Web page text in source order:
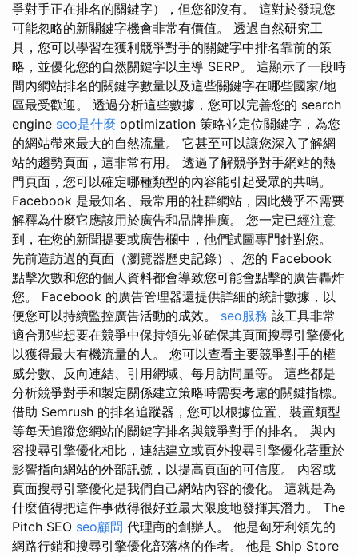
爭對手正在排名的關鍵字），但您卻沒有。 這對於發現您
可能忽略的新關鍵字機會非常有價值。 透過自然研究工
具，您可以學習在獲利競爭對手的關鍵字中排名靠前的策
略，並優化您的自然關鍵字以主導 SERP。 這顯示了一段時
間內網站排名的關鍵字數量以及這些關鍵字在哪些國家/地
區最受歡迎。 透過分析這些數據，您可以完善您的 search
engine seo是什麼 optimization 策略並定位關鍵字，為您
的網站帶來最大的自然流量。 它甚至可以讓您深入了解網
站的趨勢頁面，這非常有用。 透過了解競爭對手網站的熱
門頁面，您可以確定哪種類型的內容能引起受眾的共鳴。
Facebook 是最知名、最常用的社群網站，因此幾乎不需要
解釋為什麼它應該用於廣告和品牌推廣。 您一定已經注意
到，在您的新聞提要或廣告欄中，他們試圖專門針對您。
先前造訪過的頁面（瀏覽器歷史記錄）、您的 Facebook
點擊次數和您的個人資料都會導致您可能會點擊的廣告轟炸
您。 Facebook 的廣告管理器還提供詳細的統計數據，以
便您可以持續監控廣告活動的成效。 seo服務 該工具非常
適合那些想要在競爭中保持領先並確保其頁面搜尋引擎優化
以獲得最大有機流量的人。 您可以查看主要競爭對手的權
威分數、反向連結、引用網域、每月訪問量等。 這些都是
分析競爭對手和製定關係建立策略時需要考慮的關鍵指標。
借助 Semrush 的排名追蹤器，您可以根據位置、裝置類型
等每天追蹤您網站的關鍵字排名與競爭對手的排名。 與內
容搜尋引擎優化相比，連結建立或頁外搜尋引擎優化著重於
影響指向網站的外部訊號，以提高頁面的可信度。 內容或
頁面搜尋引擎優化是我們自己網站內容的優化。 這就是為
什麼值得把這件事做得很好並最大限度地發揮其潛力。 The
Pitch SEO seo顧問 代理商的創辦人。 他是匈牙利領先的
網路行銷和搜尋引擎優化部落格的作者。 他是 Ship Store